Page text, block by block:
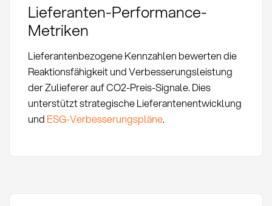
Lieferanten-Performance-
Metriken
Lieferantenbezogene Kennzahlen bewerten die
Reaktionsfähigkeit und Verbesserungsleistung
der Zulieferer auf CO2-Preis-Signale. Dies
unterstützt strategische Lieferantenentwicklung
und ESG-Verbesserungspläne.